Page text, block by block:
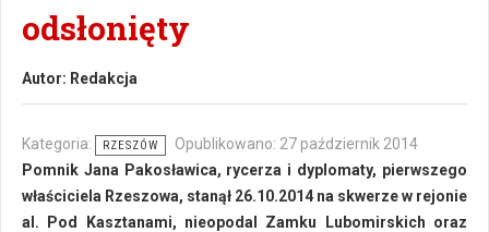
odsłonięty
Autor: Redakcja
Kategoria: RZESZÓW
Opublikowano: 27 październik 2014
Pomnik Jana Pakosławica, rycerza i dyplomaty, pierwszego
właściciela Rzeszowa, stanął 26.10.2014 na skwerze w rejonie
al. Pod Kasztanami, nieopodal Zamku Lubomirskich oraz